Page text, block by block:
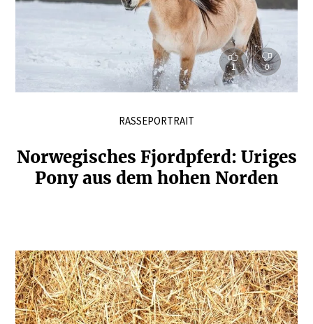
1 0
RASSEPORTRAIT
Norwe­gi­sches Fjordpferd: Uriges
Pony aus dem hohen Norden